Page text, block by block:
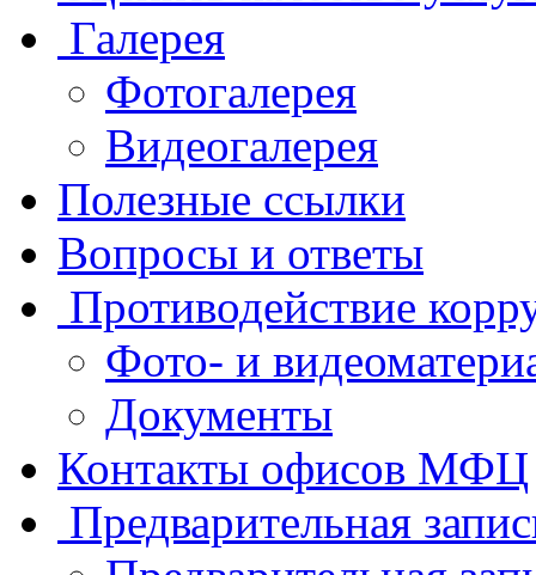
Галерея
Фотогалерея
Видеогалерея
Полезные ссылки
Вопросы и ответы
Противодействие
Фото- и
Документы
Контакты офисов МФЦ
Предварительная